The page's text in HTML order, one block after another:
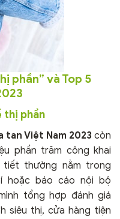
phần” và Top 5
thị phần
tan Việt Nam 2023 còn
phần trăm công khai
thường nằm trong
hoặc báo cáo nội bộ
tổng hợp đánh giá
siêu thị, cửa hàng tiện